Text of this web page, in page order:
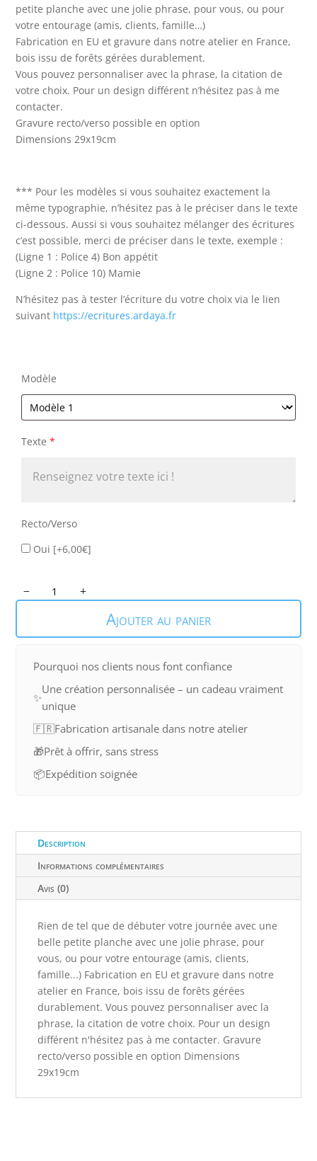
petite planche avec une jolie phrase, pour vous, ou pour
votre entourage (amis, clients, famille…)
Fabrication en EU et gravure dans notre atelier en France,
bois issu de forêts gérées durablement.
Vous pouvez personnaliser avec la phrase, la citation de
votre choix. Pour un design différent n’hésitez pas à me
contacter.
Gravure recto/verso possible en option
Dimensions 29x19cm
*** Pour les modèles si vous souhaitez exactement la
même typographie, n’hésitez pas à le préciser dans le texte
ci-dessous. Aussi si vous souhaitez mélanger des écritures
c’est possible, merci de préciser dans le texte, exemple :
(Ligne 1 : Police 4) Bon appétit
(Ligne 2 : Police 10) Mamie
N’hésitez pas à tester l’écriture du votre choix via le lien
suivant https://ecritures.ardaya.fr
Modèle
Texte *
Recto/Verso
Oui [+6,00€]
quantité
de
Rectangulaire
Ajouter au panier
Pourquoi nos clients nous font confiance
✨
Une création personnalisée – un cadeau vraiment
unique
🇫🇷Fabrication artisanale dans notre atelier
🎁Prêt à offrir, sans stress
📦Expédition soignée
Description
Informations complémentaires
Avis (0)
Rien de tel que de débuter votre journée avec une
belle petite planche avec une jolie phrase, pour
vous, ou pour votre entourage (amis, clients,
famille...) Fabrication en EU et gravure dans notre
atelier en France, bois issu de forêts gérées
durablement. Vous pouvez personnaliser avec la
phrase, la citation de votre choix. Pour un design
différent n'hésitez pas à me contacter. Gravure
recto/verso possible en option Dimensions
29x19cm